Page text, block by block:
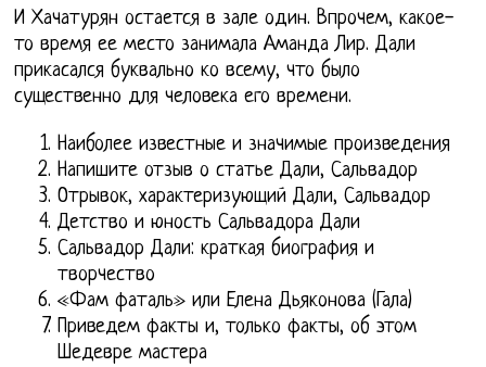
И Хачатурян остается в зале один. Впрочем, какое-
то время ее место занимала Аманда Лир. Дали
прикасался буквально ко всему, что было
существенно для человека его времени.
Наиболее известные и значимые произведения
Напишите отзыв о статье Дали, Сальвадор
Отрывок, характеризующий Дали, Сальвадор
Детство и юность Сальвадора Дали
Сальвадор Дали: краткая биография и
творчество
«Фам фаталь» или Елена Дьяконова (Гала)
Приведем факты и, только факты, об этом
Шедевре мастера